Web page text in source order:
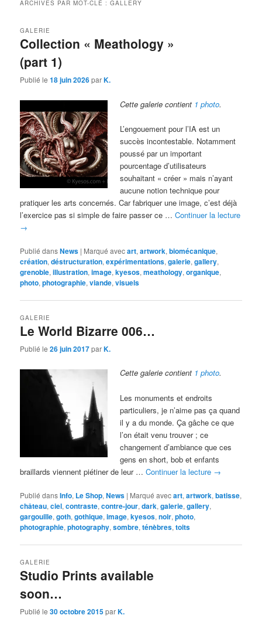
ARCHIVES PAR MOT-CLÉ :GALLERY
Collection « Meathology »
(part 1)
GALERIE
Publié le18 juin 2026parK.
Cette galerie contient 1 photo.
L’engouement pour l’IA est un
succès incontestable. Notamment
poussé par un important
pourcentage d’utilisateurs
souhaitant « créer » mais n’ayant
aucune notion technique pour
pratiquer les arts concernés. Car fabriquer une image, c’est déjà
l’exercice pas si simple de faire passer ce …Continuer la lecture
→
Publié dansNews | Marqué avecart,artwork,biomécanique,
création,déstructuration,expérimentations,galerie,gallery,
grenoble,illustration,image,kyesos,meathology,organique,
photo,photographie,viande,visuels
Le World Bizarre 006…
GALERIE
Publié le26 juin 2017parK.
Cette galerie contient 1 photo.
Les monuments et endroits
particuliers, je n’aime pas ça quand
il y a du monde. Ça gâche ce que
l’on était venu trouver ; ce
changement d’ambiance que ces
gens en short, bob et enfants
braillards viennent piétiner de leur …Continuer la lecture →
Publié dansInfo, Le Shop,News | Marqué avecart,artwork,batisse,
château,ciel,contraste,contre-jour,dark,galerie,gallery,
gargouille,goth,gothique,image,kyesos,noir,photo,
photographie,photography,sombre,ténèbres,toits
Studio Prints available
soon…
GALERIE
Publié le30 octobre 2015parK.